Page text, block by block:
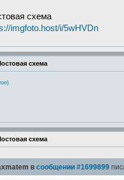
схема
imgfoto.host/i/5wHVDn
схема
схема
в сообщении #1699899